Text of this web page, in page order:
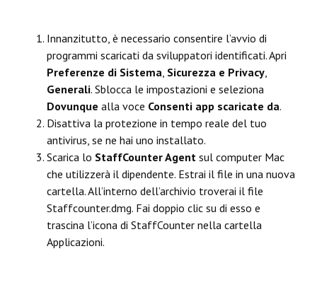
Innanzitutto, è necessario consentire l’avvio di
programmi scaricati da sviluppatori identificati. Apri
Preferenze di Sistema, Sicurezza e Privacy,
Generali. Sblocca le impostazioni e seleziona
Dovunque alla voce Consenti app scaricate da.
Disattiva la protezione in tempo reale del tuo
antivirus, se ne hai uno installato.
Scarica lo StaffCounter Agent sul computer Mac
che utilizzerà il dipendente. Estrai il file in una nuova
cartella. All’interno dell’archivio troverai il file
Staffcounter.dmg. Fai doppio clic su di esso e
trascina l’icona di StaffCounter nella cartella
Applicazioni.